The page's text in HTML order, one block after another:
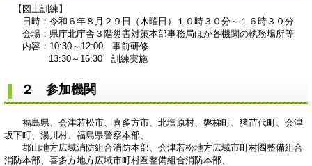
【図上訓練】
日時：令和６年８月２９日（木曜日）１０時３０分～１６時３０分
会場：県庁北庁舎３階災害対策本部事務局ほか各機関の執務場所等
内容：10:30～12:00 事前研修
13:30～16:30 訓練実施
２ 参加機関
福島県、会津若松市、喜多方市、北塩原村、磐梯町、猪苗代町、会津
坂下町、湯川村、福島県警察本部、
郡山地方広域消防組合消防本部、会津若松地方広域市町村圏整備組合
消防本部、喜多方地方広域市町村圏整備組合消防本部、